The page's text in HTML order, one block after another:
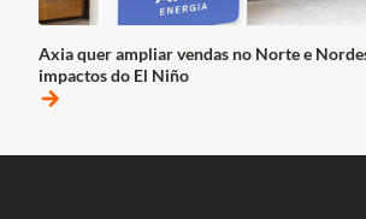
Axia quer ampliar vendas no Norte e
impactos do El Niño
arrow_forward